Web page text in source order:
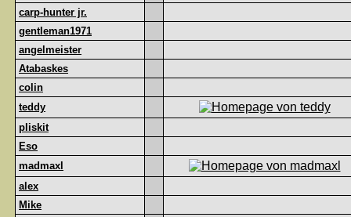
carp-hunter jr.
gentleman1971
angelmeister
Atabaskes
colin
teddy
pliskit
Eso
madmaxl
alex
Mike